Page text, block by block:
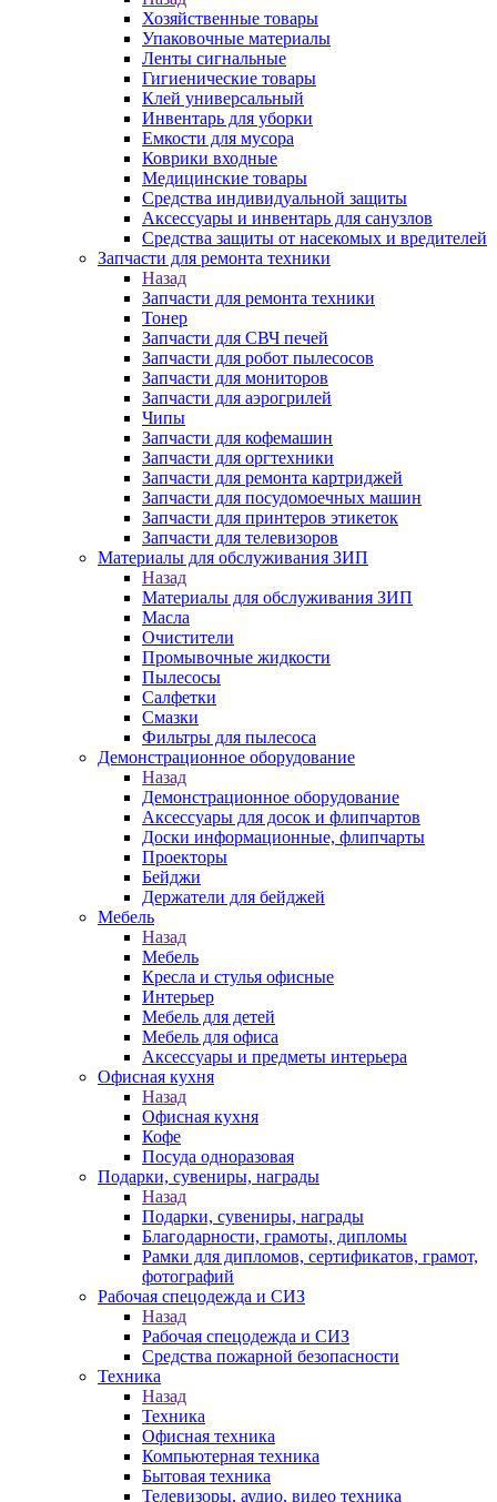
Хозяйственные товары
Упаковочные материалы
Ленты сигнальные
Гигиенические товары
Клей универсальный
Инвентарь для уборки
Емкости для мусора
Коврики входные
Медицинские товары
Средства индивидуальной защиты
Аксессуары и инвентарь для санузлов
Средства защиты от насекомых и вредителей
Запчасти для ремонта техники
Назад
Запчасти для ремонта техники
Тонер
Запчасти для СВЧ печей
Запчасти для робот пылесосов
Запчасти для мониторов
Запчасти для аэрогрилей
Чипы
Запчасти для кофемашин
Запчасти для оргтехники
Запчасти для ремонта картриджей
Запчасти для посудомоечных машин
Запчасти для принтеров этикеток
Запчасти для телевизоров
Материалы для обслуживания ЗИП
Назад
Материалы для обслуживания ЗИП
Масла
Очистители
Промывочные жидкости
Пылесосы
Салфетки
Смазки
Фильтры для пылесоса
Демонстрационное оборудование
Назад
Демонстрационное оборудование
Аксессуары для досок и флипчартов
Доски информационные, флипчарты
Проекторы
Бейджи
Держатели для бейджей
Мебель
Назад
Мебель
Кресла и стулья офисные
Интерьер
Мебель для детей
Мебель для офиса
Аксессуары и предметы интерьера
Офисная кухня
Назад
Офисная кухня
Кофе
Посуда одноразовая
Подарки, сувениры, награды
Назад
Подарки, сувениры, награды
Благодарности, грамоты, дипломы
Рамки для дипломов, сертификатов, грамот,
фотографий
Рабочая спецодежда и СИЗ
Назад
Рабочая спецодежда и СИЗ
Средства пожарной безопасности
Техника
Назад
Техника
Офисная техника
Компьютерная техника
Бытовая техника
Телевизоры, аудио, видео техника